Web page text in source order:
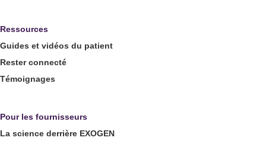
Ressources
Guides et vidéos du patient
Rester connecté
Témoignages
Pour les fournisseurs
La science derrière EXOGEN